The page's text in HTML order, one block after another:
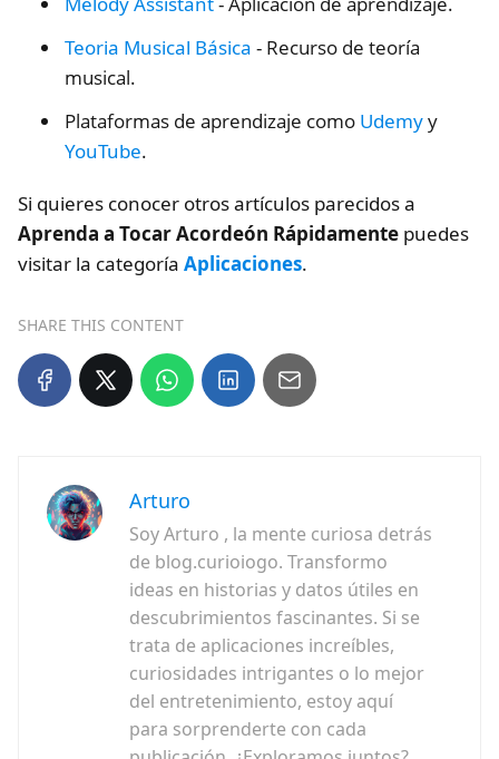
Teoria Musical Básica - Recurso de teoría
musical.
Plataformas de aprendizaje como Udemyy
YouTube.
Si quieres conocer otros artículos parecidos a
Aprenda a Tocar Acordeón Rápidamente puedes
visitar la categoría Aplicaciones.
SHARE THIS CONTENT
Arturo
Soy Arturo , la mente curiosa detrás
de blog.curioiogo. Transformo
ideas en historias y datos útiles en
descubrimientos fascinantes. Si se
trata de aplicaciones increíbles,
curiosidades intrigantes o lo mejor
del entretenimiento, estoy aquí
para sorprenderte con cada